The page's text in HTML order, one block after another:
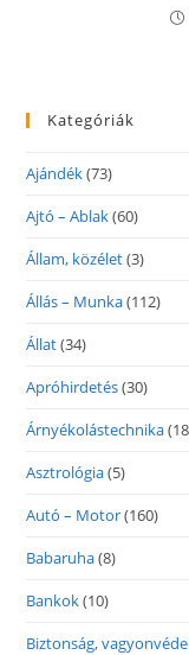
Kategóriák
Ajándék(73)
Ajtó – Ablak(60)
Állam, közélet(3)
Állás – Munka(112)
Állat(34)
Apróhirdetés(30)
Árnyékolástechnika
Asztrológia(5)
Autó – Motor(160)
Babaruha(8)
Bankok(10)
Biztonság,